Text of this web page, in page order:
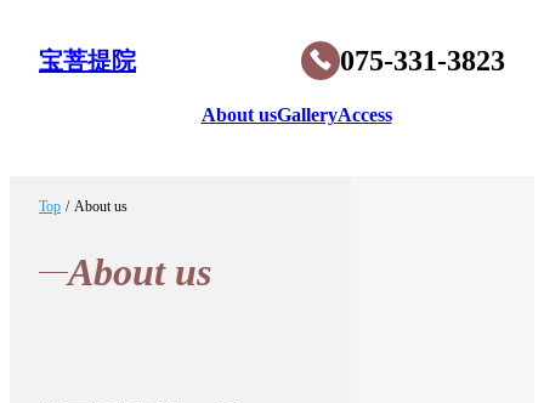
宝菩提院 075-331-3823
About usGalleryAccess
Top / About us
About us